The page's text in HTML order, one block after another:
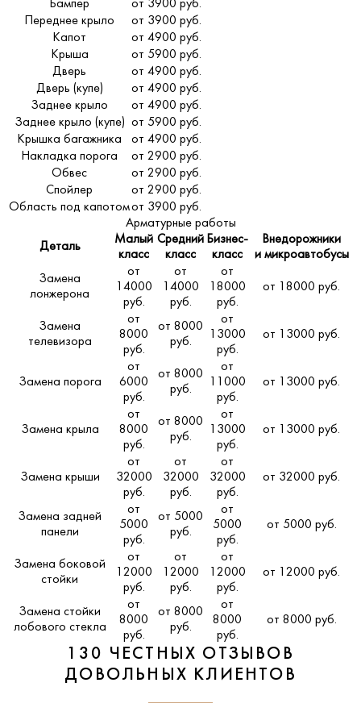
Бампер
от 3900 руб.
Переднее крыло
от 3900 руб.
Капот
от 4900 руб.
Крыша
от 5900 руб.
Дверь
от 4900 руб.
Дверь (купе)
от 4900 руб.
Заднее крыло
от 4900 руб.
Заднее крыло (купе) от 5900 руб.
Крышка багажника
от 4900 руб.
Накладка порога
от 2900 руб.
Обвес
от 2900 руб.
Спойлер
от 2900 руб.
Область под капотомот 3900 руб.
Арматурные работы
Деталь
Малый
класс
Средний
класс
Бизнес-
класс
Внедорожники
и микроавтобусы
Замена
лонжерона
от
14000
руб.
от
14000
руб.
от
18000
руб.
от 18000 руб.
Замена
телевизора
от
8000
руб.
от 8000
руб.
от
13000
руб.
от 13000 руб.
Замена порога
от
6000
руб.
от 8000
руб.
от
11000
руб.
от 13000 руб.
Замена крыла
от
8000
руб.
от 8000
руб.
от
13000
руб.
от 13000 руб.
Замена крыши
от
32000
руб.
от
32000
руб.
от
32000
руб.
от 32000 руб.
Замена задней
панели
от
5000
руб.
от 5000
руб.
от
5000
руб.
от 5000 руб.
Замена боковой
стойки
от
12000
руб.
от
12000
руб.
от
12000
руб.
от 12000 руб.
Замена стойки
лобового стекла
от
8000
руб.
от 8000
руб.
от
8000
руб.
от 8000 руб.
130 ЧЕСТНЫХ ОТЗЫВОВ
ДОВОЛЬНЫХ КЛИЕНТОВ